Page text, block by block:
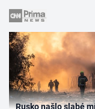
Rusko našlo slabé